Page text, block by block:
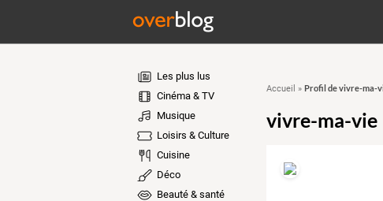
Les plus lus
Cinéma & TV
Musique
Loisirs & Culture
Cuisine
Déco
Beauté & santé
Accueil » Profil de vivre-ma-
vivre-ma-vie